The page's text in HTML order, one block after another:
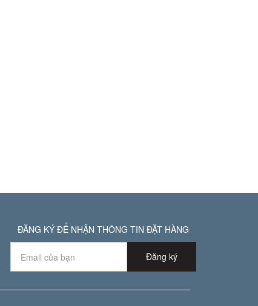
ĐĂNG KÝ ĐỂ NHẬN THÔNG TIN ĐẶT HÀNG
Đăng ký